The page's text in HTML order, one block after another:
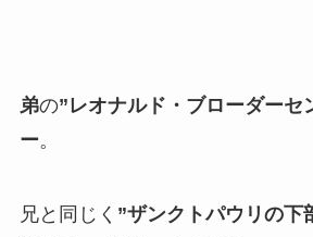
弟の”レオナルド・ブローダーセ
ー。
兄と同じく ”ザンクトパウリの下